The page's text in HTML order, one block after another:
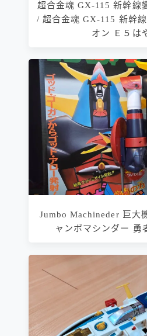
超合金魂 GX-115 新幹線
/ 超合金魂 GX-115 新幹
オン Ｅ５は
Jumbo Machineder 巨大
ャンボマシンダー 勇